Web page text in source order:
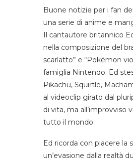
Buone notizie per i fan
una serie di anime e
Il cantautore britannico
nella composizione del
scarlatto” e “Pokémon
famiglia Nintendo. Ed
Pikachu, Squirtle,
al videoclip girato dal
di vita, ma
tutto il mondo.
Ed ricorda con piacere la
un’evasione dalla realtà